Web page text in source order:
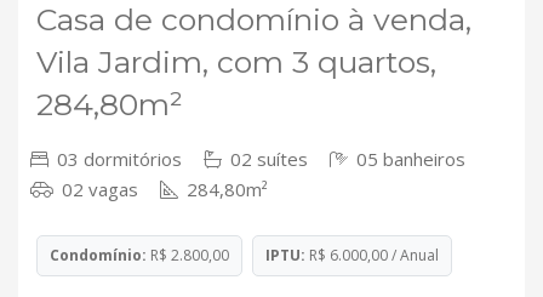
Casa de condomínio à venda,
Vila Jardim, com 3 quartos,
284,80m²
03 dormitórios 02 suítes
05 banheiros
02 vagas
284,80m²
Condomínio: R$ 2.800,00 IPTU: R$ 6.000,00 / Anual